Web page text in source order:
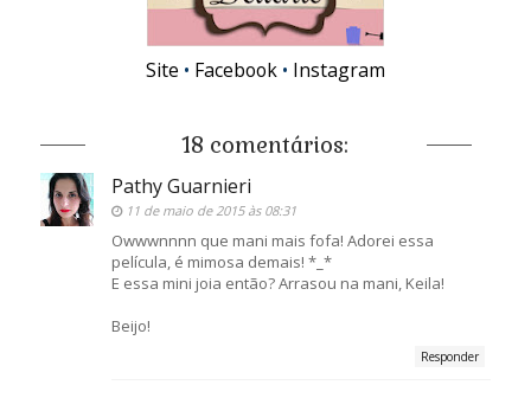
Site • Facebook• Instagram
18 comentários:
Pathy Guarnieri
11 de maio de 2015 às 08:31
Owwwnnnn que mani mais fofa! Adorei essa
película, é mimosa demais! *_*
E essa mini joia então? Arrasou na mani, Keila!
Beijo!
Responder